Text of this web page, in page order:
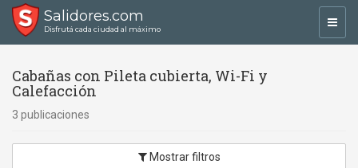
Salidores.com
Disfrutá cada ciudad al máximo
Cabañas con Pileta cubierta, Wi-Fi y
Calefacción
3 publicaciones
Mostrar filtros